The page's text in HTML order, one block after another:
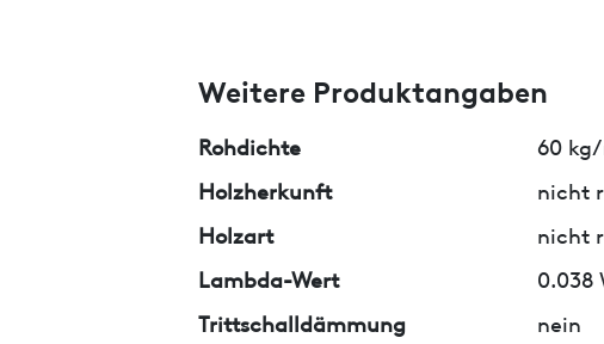
Weitere Produktangaben
Rohdichte
60
Holzherkunft
nicht
Holzart
nicht
Lambda-Wert
0.038
Trittschalldämmung
nein